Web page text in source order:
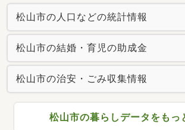
松山市の人口などの統計情報
松山市の結婚・育児の助成金
松山市の治安・ごみ収集情報
松山市の暮らしデータをもっ